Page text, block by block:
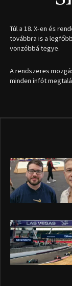
Túl a 18. X-en és
továbbra is a
vonzóbbá tegye.
A rendszeres
minden infót